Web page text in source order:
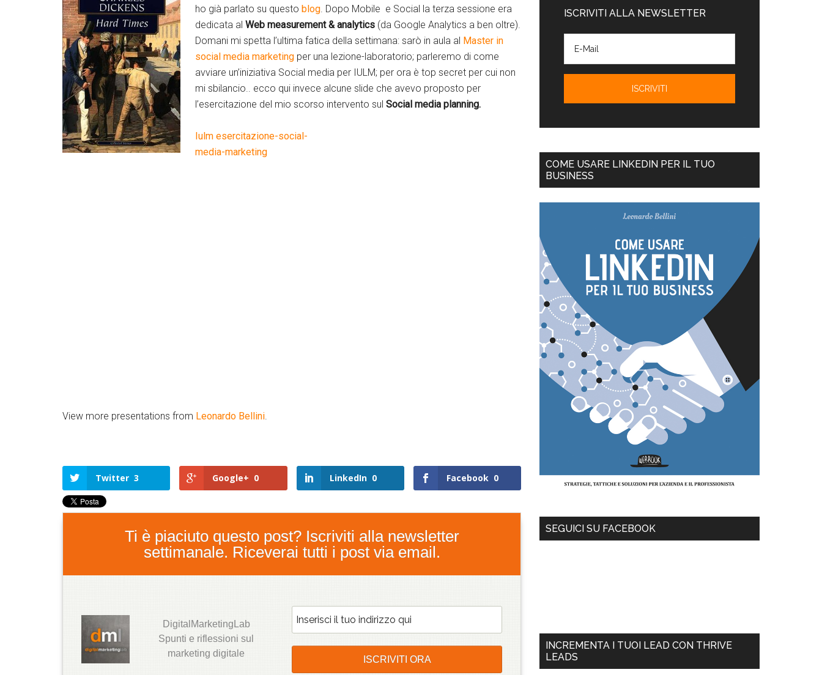
Google+
LinkedIn
Facebook
ho già parlato su questo blog. Dopo Mobile e Social la terza sessione era
dedicata al Web measurement & analytics (da Google Analytics a ben oltre).
Domani mi spetta l’ultima fatica della settimana: sarò in aula al Master in
social media marketing per una lezione-laboratorio; parleremo di come
avviare un’iniziativa Social media per IULM; per ora è top secret per cui non
mi sbilancio.. ecco qui invece alcune slide che avevo proposto per
l’esercitazione del mio scorso intervento sul Social media planning.
Iulm esercitazione-social-
media-marketing
View more presentations from Leonardo Bellini.
Twitter 3 Google+ 0 LinkedIn 0 Facebook 0
Ti è piaciuto questo post? Iscriviti alla newsletter
settimanale. Riceverai tutti i post via email.
T
w
it
t
DigitalMarketingLab
Spunti e riflessioni sul
marketing digitale
ISCRIVITI ALLA NEWSLETTER
COME USARE LINKEDIN PER IL TUO
BUSINESS
SEGUICI SU FACEBOOK
INCREMENTA I TUOI LEAD CON THRIVE
LEADS